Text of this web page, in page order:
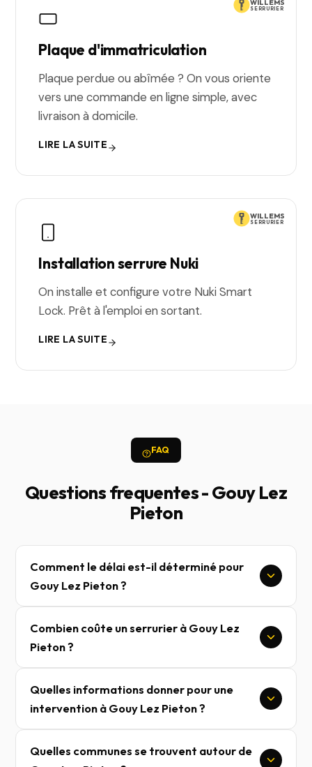
WILLEMS
SERRURIER
Plaque d'immatriculation
Plaque perdue ou abîmée ? On vous oriente
vers une commande en ligne simple, avec
livraison à domicile.
LIRE LA SUITE
WILLEMS
SERRURIER
Installation serrure Nuki
On installe et configure votre Nuki Smart
Lock. Prêt à l'emploi en sortant.
LIRE LA SUITE
FAQ
Questions frequentes - Gouy Lez
Pieton
Comment le délai est-il déterminé pour
Gouy Lez Pieton ?
Combien coûte un serrurier à Gouy Lez
Pieton ?
Quelles informations donner pour une
intervention à Gouy Lez Pieton ?
Quelles communes se trouvent autour de